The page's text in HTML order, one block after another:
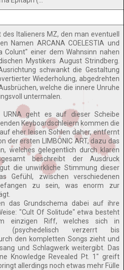
Italieners MZ, den man eventuell
Namen ARCANA COELESTIA und
einer dem Wahnsinn nahen
Mystikers August Strindberg.
schwankt die Gestaltung
Wiederholung, abgedrehten
welche die innere Unruhe
untermalen.
geht es auf dieser Scheibe
Keyboardschleiern kommen die
eher leisen Sohlen daher, entfernt
der ersten LIMBONIC ART, dazu das
welches gelegentlich durch klaren
beschreibt der Ausdruck
die unwirkliche Stimmung dieser
zwischen verschiedenen
zu sein, was enorm zur
das Grundschema dabei auf ihre
"Cult Of Solitude" etwa besteht
einzigen Riff, welches sich in
(psychedelisch verzerrt bis
den kompletten Songs zieht und
und Schlagwerk weitergibt. Das
Knowledge Revealed Pt. 1" greift
allerdings noch etwas mehr Fülle